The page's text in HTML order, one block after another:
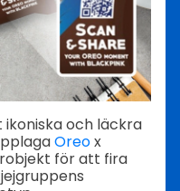
ikoniska och läckra
Oreox
för att fira